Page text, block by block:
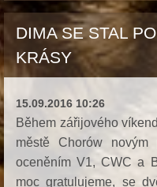
DIMA SE STAL
KRÁSY
15.09.2016 10:26
Během zářijového
městě Chorów novým
oceněním V1, CWC a
moc gratulujeme, se